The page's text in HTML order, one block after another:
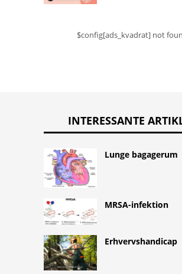
$config[ads_kvadrat] not
INTERESSANTE
Lunge bagagerum
MRSA-infektion
Erhvervshandicap